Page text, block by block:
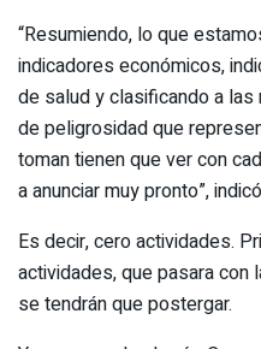
“Resumiendo, lo que
indicadores económicos,
de salud y clasificando a
de peligrosidad que
toman tienen que ver con
a anunciar muy pronto”, indicó
Es decir, cero actividades.
actividades, que pasara
se tendrán que postergar.